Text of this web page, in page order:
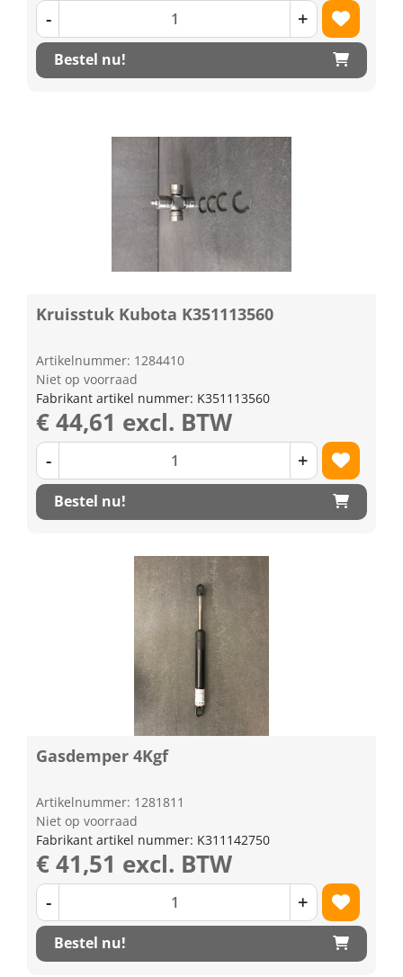
- +
Bestel nu!
Kruisstuk Kubota K351113560
Artikelnummer: 1284410
Niet op voorraad
Fabrikant artikel nummer: K351113560
€ 44,61 excl. BTW
- +
Bestel nu!
Gasdemper 4Kgf
Artikelnummer: 1281811
Niet op voorraad
Fabrikant artikel nummer: K311142750
€ 41,51 excl. BTW
- +
Bestel nu!